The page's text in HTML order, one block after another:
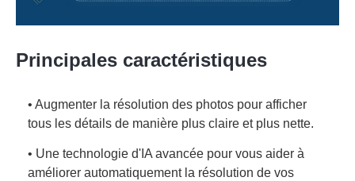
Principales caractéristiques
• Augmenter la résolution des photos pour afficher
tous les détails de manière plus claire et plus nette.
• Une technologie d'IA avancée pour vous aider à
améliorer automatiquement la résolution de vos